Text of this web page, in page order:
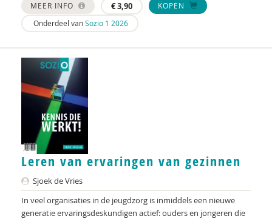
Karijn van den Berg
Els Beukers
Gabriël van Beusekom
Elske Bijlman
Marc van Bijsterveldt
Lisette Blankesteijn
Yannick Bleeker
Yannick Bleeker
Jeroen Boekhoven
MEER INFO €3,90
KOPEN
Onderdeel vanSozio 1 2026
Leren van ervaringen van gezinnen
Sjoek de Vries
In veel organisaties in de jeugdzorg is inmiddels een nieuwe
generatie ervaringsdeskundigen actief: ouders en jongeren die